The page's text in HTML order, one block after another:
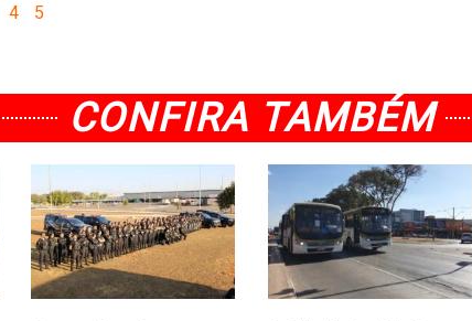
4 5
CONFIRA TAMBÉM